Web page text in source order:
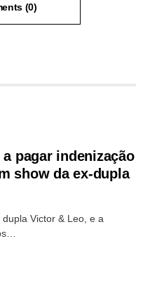
(0)
pagar indenização
show da ex-dupla
Victor & Leo, e a